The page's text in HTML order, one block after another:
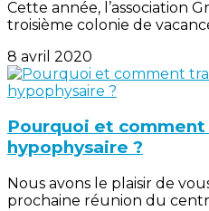
Cette année, l’association
troisième colonie de
8 avril 2020
Pourquoi et
hypophysaire ?
Nous avons le plaisir de
prochaine réunion du